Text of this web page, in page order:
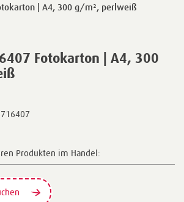
Fotokarton | A4, 300
| A4, 300 g/m², perlweiß
Produkten im Handel: